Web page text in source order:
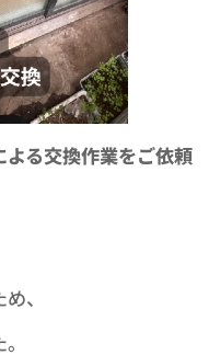
る交換作業をご依頼
、